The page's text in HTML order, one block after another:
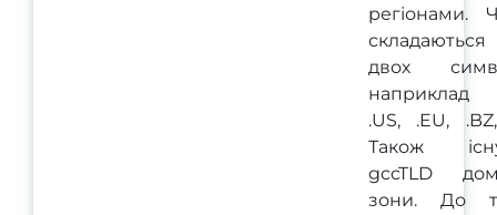
регіонами.
двох
наприклад
.US, .EU,
Також
gccTLD
зони. До